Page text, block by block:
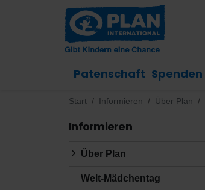
Patenschaft Spenden
Start Informieren Über Plan
Informieren
Über Plan
Welt-Mädchentag